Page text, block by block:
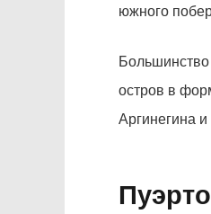
южного
остров в
Аргинегина